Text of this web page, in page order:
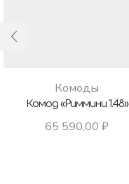
Комоды
Комод «Риммини 1.48»
65 590,00 ₽